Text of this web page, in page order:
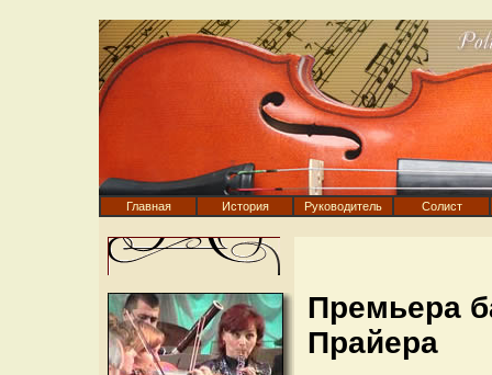
Главная История Руководитель Солист
Премьера
Прайера